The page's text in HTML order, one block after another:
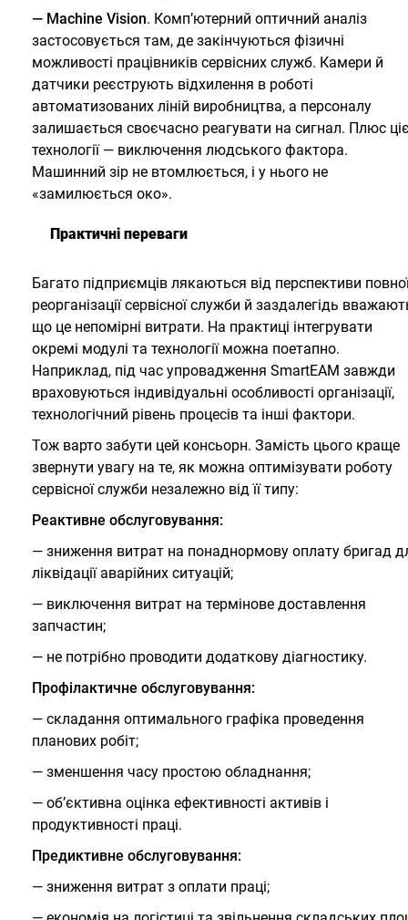
— Machine Vision. Комп’ютерний оптичний аналіз
застосовується там, де закінчуються фізичні
можливості працівників сервісних служб. Камери й
датчики реєструють відхилення в роботі
автоматизованих ліній виробництва, а персоналу
залишається своєчасно реагувати на сигнал. Плюс
технології — виключення людського фактора.
Машинний зір не втомлюється, і у нього не
«замилюється око».
Практичні переваги
Багато підприємців лякаються від перспективи
реорганізації сервісної служби й заздалегідь
що це непомірні витрати. На практиці інтегрувати
окремі модулі та технології можна поетапно.
Наприклад, під час упровадження SmartEAM завжди
враховуються індивідуальні особливості організації,
технологічний рівень процесів та інші фактори.
Тож варто забути цей консьорн. Замість цього краще
звернути увагу на те, як можна оптимізувати роботу
сервісної служби незалежно від її типу:
Реактивне обслуговування:
— зниження витрат на понаднормову оплату бригад
ліквідації аварійних ситуацій;
— виключення витрат на термінове доставлення
запчастин;
— не потрібно проводити додаткову діагностику.
Профілактичне обслуговування:
— складання оптимального графіка проведення
планових робіт;
— зменшення часу простою обладнання;
— об’єктивна оцінка ефективності активів і
продуктивності праці.
Предиктивне обслуговування:
— зниження витрат з оплати праці;